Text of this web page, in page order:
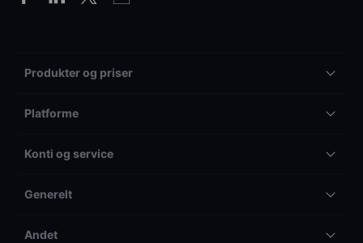
Produkter og priser
Platforme
Konti og service
Generelt
Andet